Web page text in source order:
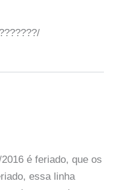
é feriado, que os
essa linha